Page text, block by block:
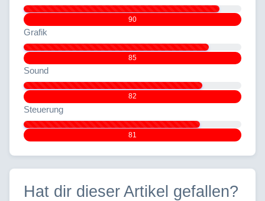
90
Grafik
85
Sound
82
Steuerung
81
Hat dir dieser Artikel gefallen?